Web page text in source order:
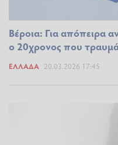
Βέροια: Για απόπειρα
ο 20χρονος που
ΕΛΛΆΔΑ 20.03.2026 17:45